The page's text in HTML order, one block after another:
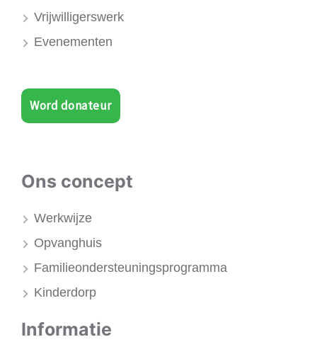
Vrijwilligerswerk
Evenementen
Word donateur
Ons concept
Werkwijze
Opvanghuis
Familieondersteuningsprogramma
Kinderdorp
Informatie